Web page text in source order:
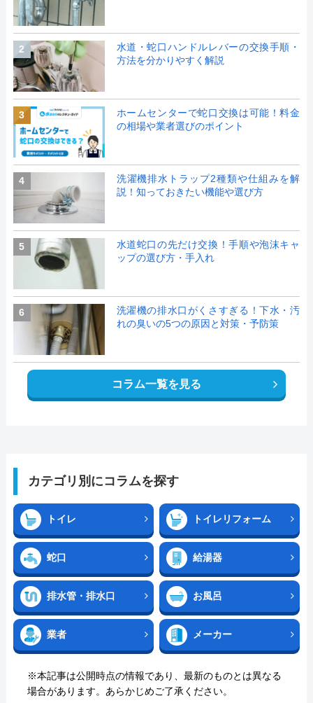
2
水道・蛇口ハンドルレバーの交換手順・
方法を分かりやすく解説
3
ホームセンターで蛇口交換は可能！料金
の相場や業者選びのポイント
4
洗濯機排水トラップ2種類や仕組みを解
説！知っておきたい機能や選び方
5
水道蛇口の先だけ交換！手順や泡沫キャ
ップの選び方・手入れ
6
洗濯機の排水口がくさすぎる！下水・汚
れの臭いの5つの原因と対策・予防策
コラム一覧を見る
カテゴリ別にコラムを探す
トイレ トイレリフォーム
蛇口 給湯器
排水管・排水口 お風呂
業者 メーカー
※本記事は公開時点の情報であり、最新のものとは異なる
場合があります。あらかじめご了承ください。